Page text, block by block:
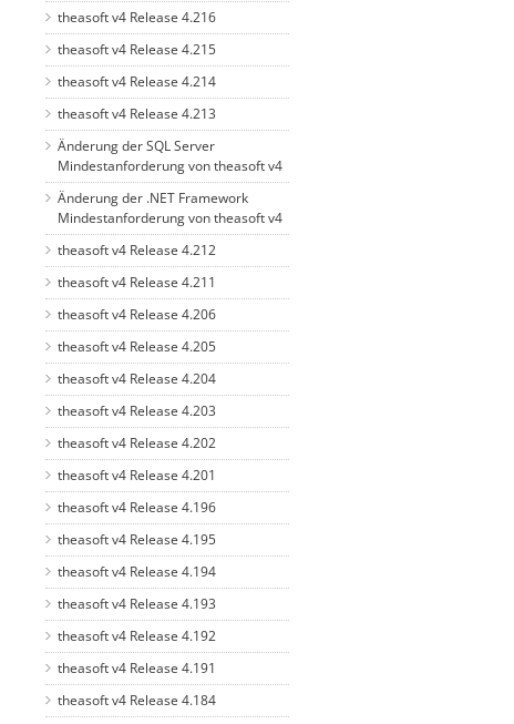
theasoft v4 Release 4.216
theasoft v4 Release 4.215
theasoft v4 Release 4.214
theasoft v4 Release 4.213
Änderung der SQL Server
Mindestanforderung von theasoft v4
Änderung der .NET Framework
Mindestanforderung von theasoft v4
theasoft v4 Release 4.212
theasoft v4 Release 4.211
theasoft v4 Release 4.206
theasoft v4 Release 4.205
theasoft v4 Release 4.204
theasoft v4 Release 4.203
theasoft v4 Release 4.202
theasoft v4 Release 4.201
theasoft v4 Release 4.196
theasoft v4 Release 4.195
theasoft v4 Release 4.194
theasoft v4 Release 4.193
theasoft v4 Release 4.192
theasoft v4 Release 4.191
theasoft v4 Release 4.184